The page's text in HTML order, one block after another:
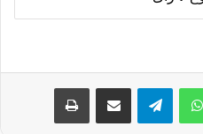
واتس آپ تلگرام اشتراک گذاری از طریق ایمیل چاپ